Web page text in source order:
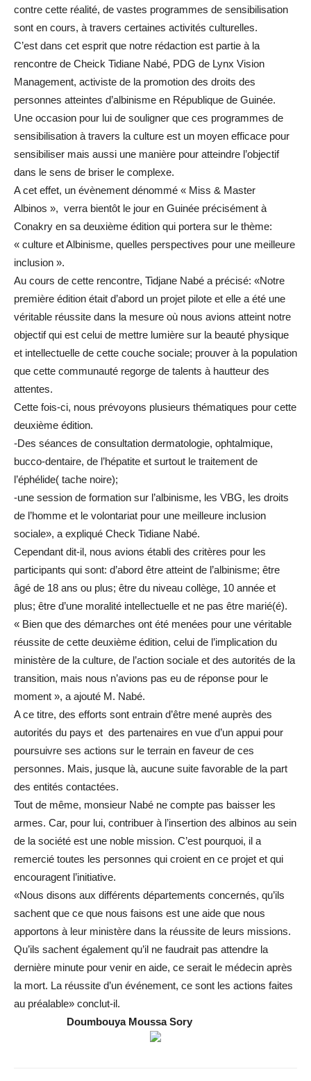
contre cette réalité, de vastes programmes de sensibilisation
sont en cours, à travers certaines activités culturelles.
C’est dans cet esprit que notre rédaction est partie à la
rencontre de Cheick Tidiane Nabé, PDG de Lynx Vision
Management, activiste de la promotion des droits des
personnes atteintes d’albinisme en République de Guinée.
Une occasion pour lui de souligner que ces programmes de
sensibilisation à travers la culture est un moyen efficace pour
sensibiliser mais aussi une manière pour atteindre l’objectif
dans le sens de briser le complexe.
A cet effet, un évènement dénommé « Miss & Master
Albinos », verra bientôt le jour en Guinée précisément à
Conakry en sa deuxième édition qui portera sur le thème:
« culture et Albinisme, quelles perspectives pour une meilleure
inclusion ».
Au cours de cette rencontre, Tidjane Nabé a précisé: «Notre
première édition était d’abord un projet pilote et elle a été une
véritable réussite dans la mesure où nous avions atteint notre
objectif qui est celui de mettre lumière sur la beauté physique
et intellectuelle de cette couche sociale; prouver à la population
que cette communauté regorge de talents à hautteur des
attentes.
Cette fois-ci, nous prévoyons plusieurs thématiques pour cette
deuxième édition.
-Des séances de consultation dermatologie, ophtalmique,
bucco-dentaire, de l’hépatite et surtout le traitement de
l’éphélide( tache noire);
-une session de formation sur l’albinisme, les VBG, les droits
de l’homme et le volontariat pour une meilleure inclusion
sociale», a expliqué Check Tidiane Nabé.
Cependant dit-il, nous avions établi des critères pour les
participants qui sont: d’abord être atteint de l’albinisme; être
âgé de 18 ans ou plus; être du niveau collège, 10 année et
plus; être d’une moralité intellectuelle et ne pas être marié(é).
« Bien que des démarches ont été menées pour une véritable
réussite de cette deuxième édition, celui de l’implication du
ministère de la culture, de l’action sociale et des autorités de la
transition, mais nous n’avions pas eu de réponse pour le
moment », a ajouté M. Nabé.
A ce titre, des efforts sont entrain d’être mené auprès des
autorités du pays et des partenaires en vue d’un appui pour
poursuivre ses actions sur le terrain en faveur de ces
personnes. Mais, jusque là, aucune suite favorable de la part
des entités contactées.
Tout de même, monsieur Nabé ne compte pas baisser les
armes. Car, pour lui, contribuer à l’insertion des albinos au sein
de la société est une noble mission. C’est pourquoi, il a
remercié toutes les personnes qui croient en ce projet et qui
encouragent l’initiative.
«Nous disons aux différents départements concernés, qu’ils
sachent que ce que nous faisons est une aide que nous
apportons à leur ministère dans la réussite de leurs missions.
Qu’ils sachent également qu’il ne faudrait pas attendre la
dernière minute pour venir en aide, ce serait le médecin après
la mort. La réussite d’un événement, ce sont les actions faites
au préalable» conclut-il.
Doumbouya Moussa Sory